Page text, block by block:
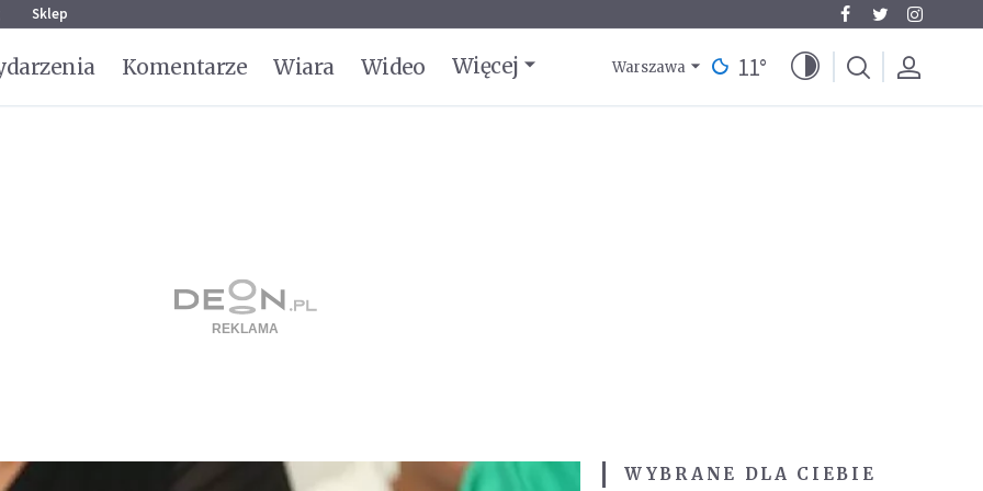
Sklep
Komentarze Wiara Wideo Więcej Warszawa 11°
WYBRANE DLA CIEBIE